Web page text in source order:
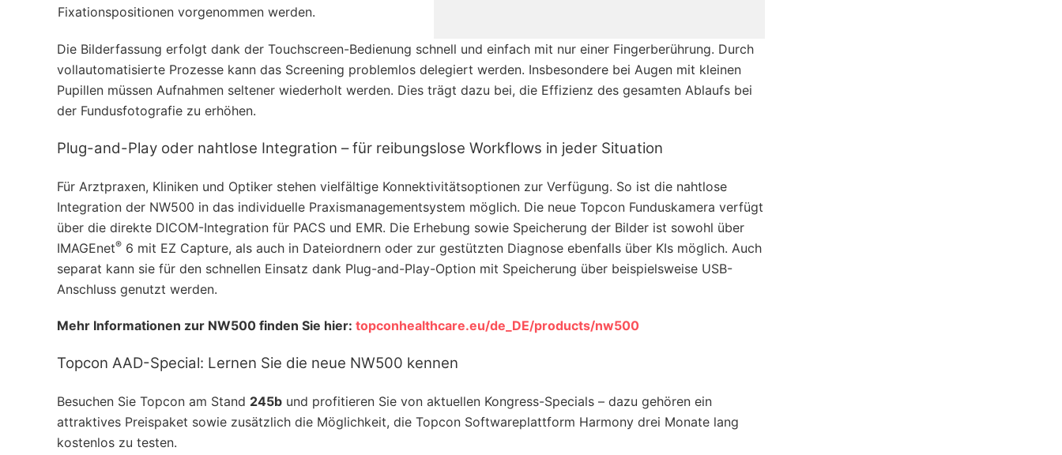
Fixationspositionen vorgenommen werden.
Die Bilderfassung erfolgt dank der Touchscreen-Bedienung schnell und einfach mit nur einer Fingerberührung. Durch
vollautomatisierte Prozesse kann das Screening problemlos delegiert werden. Insbesondere bei Augen mit kleinen
Pupillen müssen Aufnahmen seltener wiederholt werden. Dies trägt dazu bei, die Effizienz des gesamten Ablaufs bei
der Fundusfotografie zu erhöhen.
Plug-and-Play oder nahtlose Integration – für reibungslose Workflows in jeder Situation
Für Arztpraxen, Kliniken und Optiker stehen vielfältige Konnektivitätsoptionen zur Verfügung. So ist die nahtlose
Integration der NW500 in das individuelle Praxismanagementsystem möglich. Die neue Topcon Funduskamera verfügt
über die direkte DICOM-Integration für PACS und EMR. Die Erhebung sowie Speicherung der Bilder ist sowohl über
IMAGEnet® 6 mit EZ Capture, als auch in Dateiordnern oder zur gestützten Diagnose ebenfalls über KIs möglich. Auch
separat kann sie für den schnellen Einsatz dank Plug-and-Play-Option mit Speicherung über beispielsweise USB-
Anschluss genutzt werden.
Mehr Informationen zur NW500 finden Sie hier: topconhealthcare.eu/de_DE/products/nw500
Topcon AAD-Special: Lernen Sie die neue NW500 kennen
Besuchen Sie Topcon am Stand 245b und profitieren Sie von aktuellen Kongress-Specials – dazu gehören ein
attraktives Preispaket sowie zusätzlich die Möglichkeit, die Topcon Softwareplattform Harmony drei Monate lang
kostenlos zu testen.